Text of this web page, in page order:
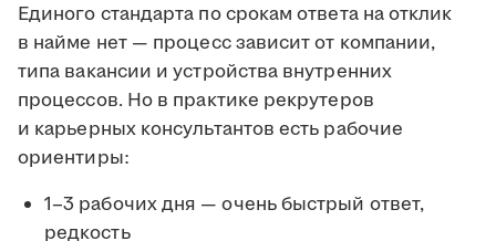
Единого стандарта по срокам ответа на отклик
в найме нет — процесс зависит от компании,
типа вакансии и устройства внутренних
процессов. Но в практике рекрутеров
и карьерных консультантов есть рабочие
ориентиры:
1–3 рабочих дня — очень быстрый ответ,
редкость